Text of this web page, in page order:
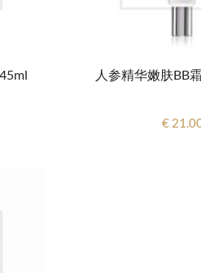
人参精华嫩肤BB
€